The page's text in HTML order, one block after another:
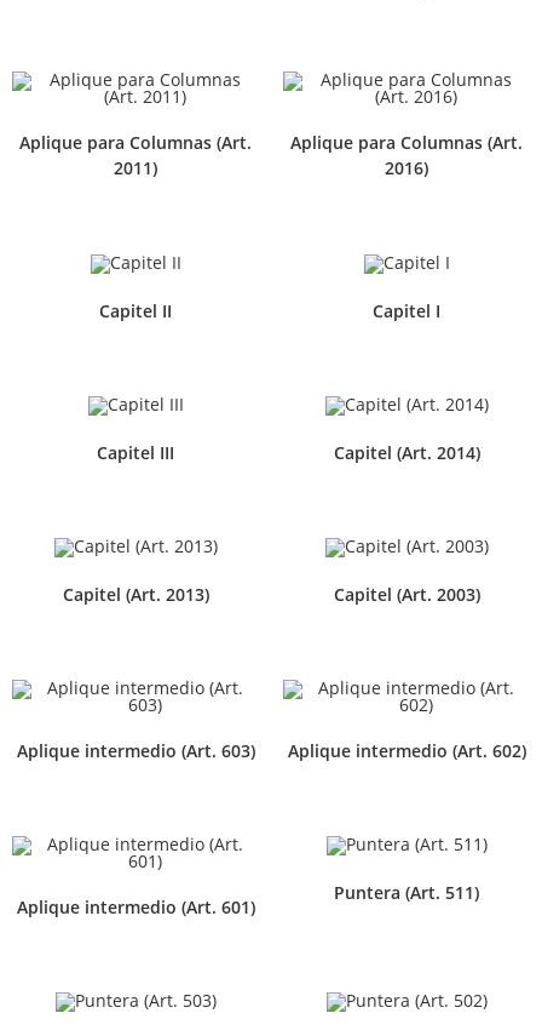
Aplique para Columnas (Art.
2011)
Aplique para Columnas (Art.
2016)
Capitel II Capitel I
Capitel III Capitel (Art. 2014)
Capitel (Art. 2013) Capitel (Art. 2003)
Aplique intermedio (Art. 603) Aplique intermedio (Art. 602)
Aplique intermedio (Art. 601)
Puntera (Art. 511)